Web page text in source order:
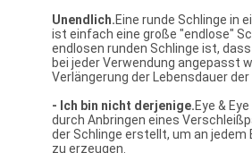
Unendlich.Eine runde Schlinge in
ist einfach eine große "endlose"
endlosen runden Schlinge ist,
bei jeder Verwendung angepasst
Verlängerung der Lebensdauer der
- Ich bin nicht derjenige.Eye &
durch Anbringen eines
der Schlinge erstellt, um an jedem
zu erzeugen.